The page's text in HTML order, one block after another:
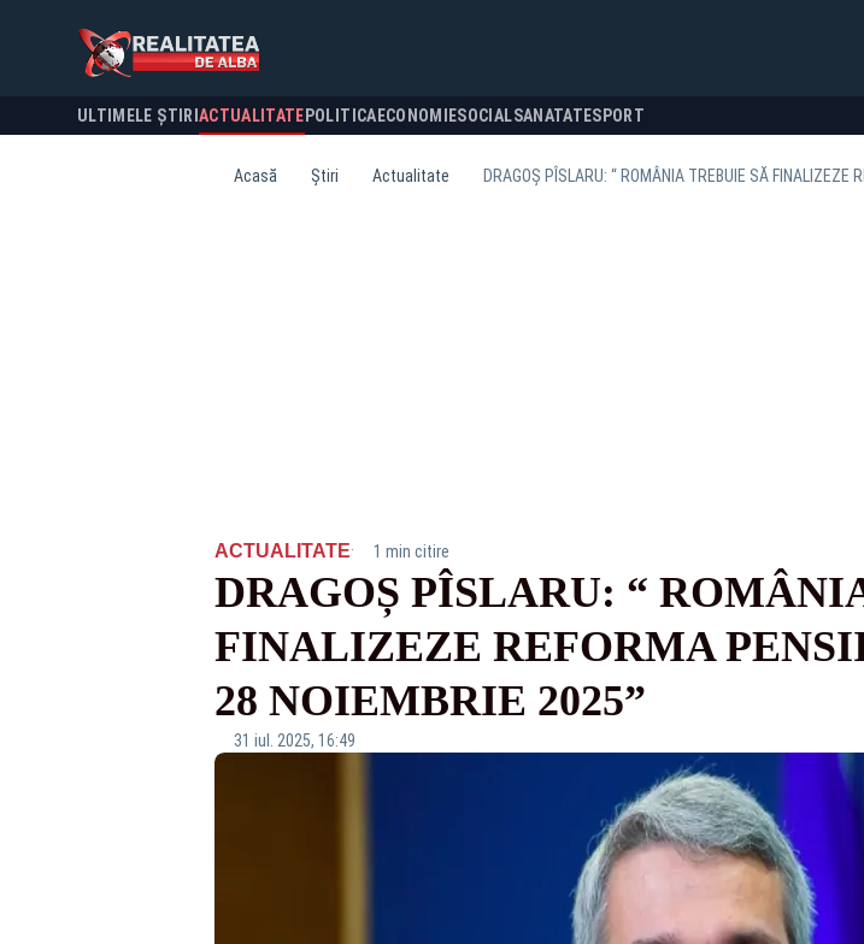
ULTIMELE ȘTIRI ACTUALITATE POLITICA ECONOMIESOCIALSANATATESPORT
Acasă Știri Actualitate DRAGOȘ PÎSLARU: “ ROMÂNIA TREBUIE SĂ FINALIZEZE
ACTUALITATE· 1 min citire
DRAGOȘ PÎSLARU: “
FINALIZEZE REFORMA
28 NOIEMBRIE 2025”
31 iul. 2025, 16:49